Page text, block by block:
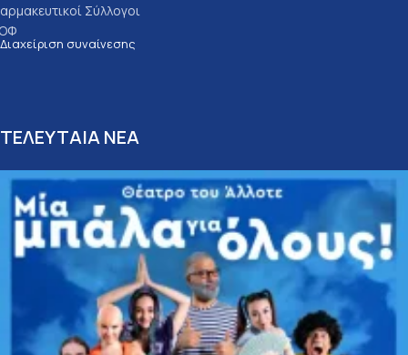
Σύλλογοι
Διαχείριση συναίνεσης
ΤΕΛΕΥΤΑΙΑ ΝΕΑ